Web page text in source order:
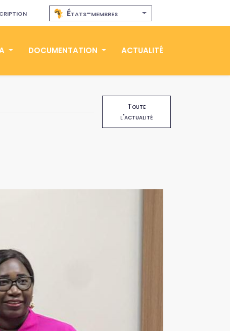
États-membres
DOCUMENTATION ACTUALITÉ
Toute
l'actualité